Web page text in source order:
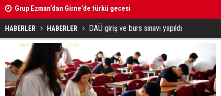
Kıbrıs’ın güneyinde yıllık enflasyon temmuzda yüzde 2,9
oldu
HABERLER HABERLER DAÜ giriş ve burs sınavı yapıldı